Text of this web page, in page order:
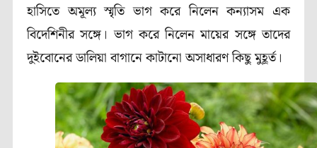
হাসিতে অমূল্য স্মৃতি ভাগ করে নিলেন কন্যাসম এক
বিদেশিনীর সঙ্গে। ভাগ করে নিলেন মায়ের সঙ্গে তাদের
দুইবোনের ডালিয়া বাগানে কাটানো অসাধারণ কিছু মুহূর্ত।